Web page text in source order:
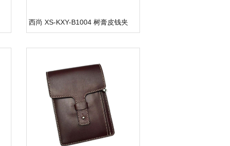
西尚 XS-KXY-B1004 树膏皮钱夹